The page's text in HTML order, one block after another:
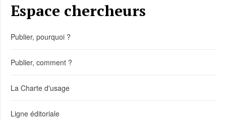
Espace chercheurs
Publier, pourquoi ?
Publier, comment ?
La Charte d'usage
Ligne éditoriale